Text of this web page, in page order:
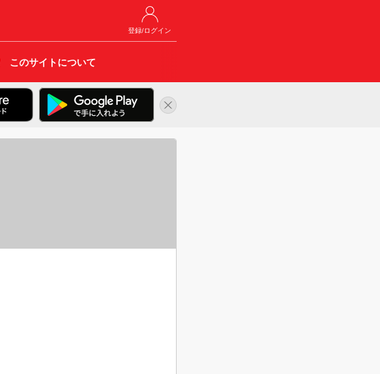
登録/ログイン
このサイトについて